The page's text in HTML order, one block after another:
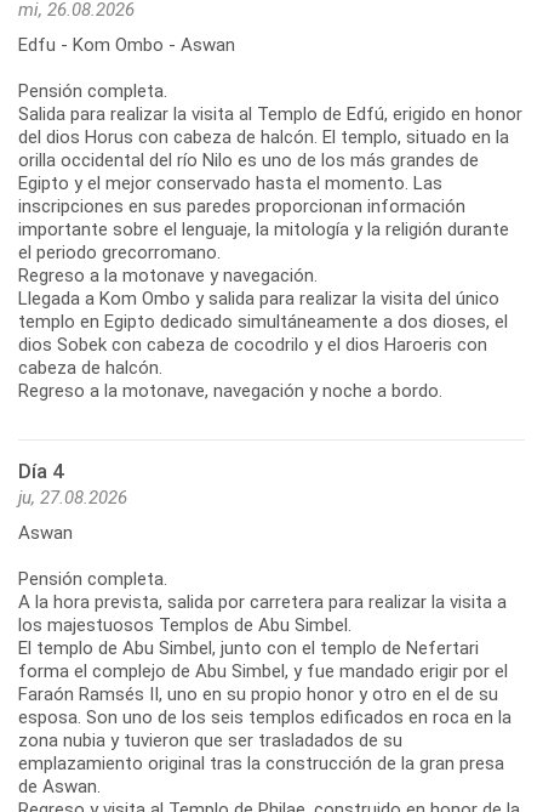
mi, 26.08.2026
Edfu - Kom Ombo - Aswan
Pensión completa.
Salida para realizar la visita al Templo de Edfú, erigido en honor
del dios Horus con cabeza de halcón. El templo, situado en la
orilla occidental del río Nilo es uno de los más grandes de
Egipto y el mejor conservado hasta el momento. Las
inscripciones en sus paredes proporcionan información
importante sobre el lenguaje, la mitología y la religión durante
el periodo grecorromano.
Regreso a la motonave y navegación.
Llegada a Kom Ombo y salida para realizar la visita del único
templo en Egipto dedicado simultáneamente a dos dioses, el
dios Sobek con cabeza de cocodrilo y el dios Haroeris con
cabeza de halcón.
Regreso a la motonave, navegación y noche a bordo.
Día 4
ju, 27.08.2026
Aswan
Pensión completa.
A la hora prevista, salida por carretera para realizar la visita a
los majestuosos Templos de Abu Simbel.
El templo de Abu Simbel, junto con el templo de Nefertari
forma el complejo de Abu Simbel, y fue mandado erigir por el
Faraón Ramsés II, uno en su propio honor y otro en el de su
esposa. Son uno de los seis templos edificados en roca en la
zona nubia y tuvieron que ser trasladados de su
emplazamiento original tras la construcción de la gran presa
de Aswan.